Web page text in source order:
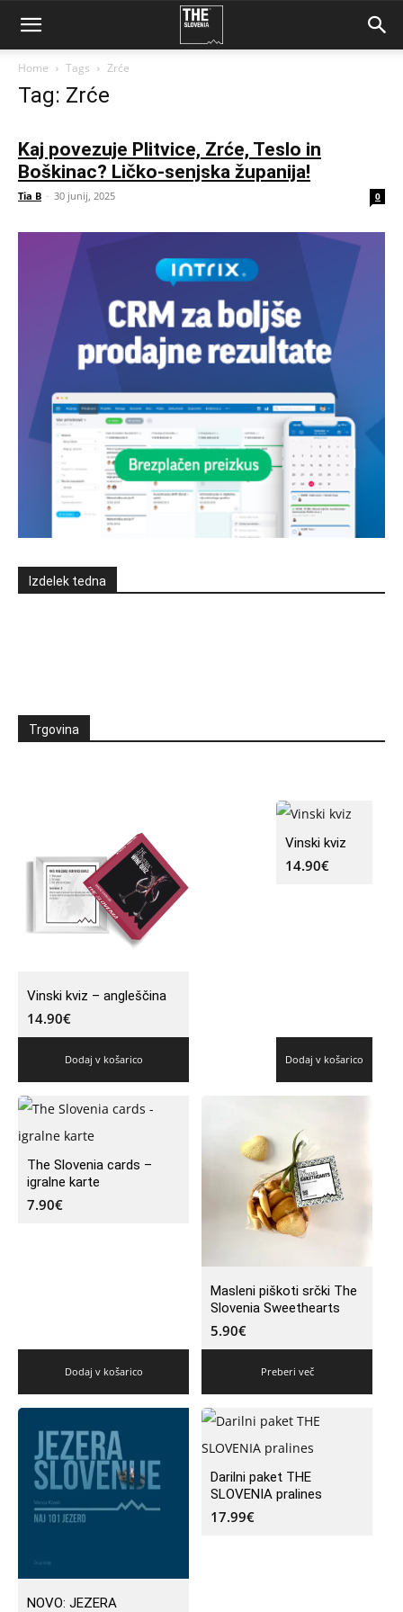
Home Tags Zrće
Tag: Zrće
Kaj povezuje Plitvice, Zrće, Teslo in
Boškinac? Ličko-senjska županija!
Tia B - 30 junij, 2025 0
Izdelek tedna
Trgovina
Vinski kviz – angleščina
14.90€
Dodaj v košarico
Vinski kviz
14.90€
Dodaj v košarico
The Slovenia cards –
igralne karte
7.90€
Dodaj v košarico
Masleni piškoti srčki The
Slovenia Sweethearts
5.90€
Preberi več
NOVO: JEZERA
Darilni paket THE
SLOVENIA pralines
17.99€